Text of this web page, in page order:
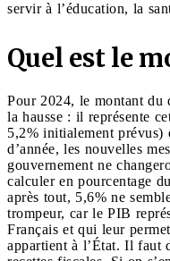
servir à l’éducation, la
Quel est le
Pour 2024, le montant du
la hausse : il représente
5,2% initialement prévus)
d’année, les nouvelles
gouvernement ne
calculer en pourcentage
après tout, 5,6% ne
trompeur, car le PIB
Français et qui leur
appartient à l’État. Il faut